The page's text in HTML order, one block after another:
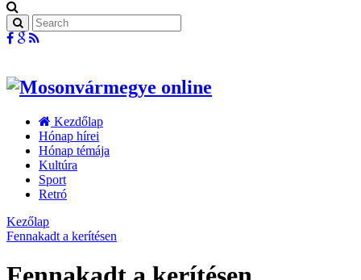
Kezdőlap
Hónap hírei
Hónap témája
Kultúra
Sport
Retró
Kezőlap
Fennakadt a kerítésen